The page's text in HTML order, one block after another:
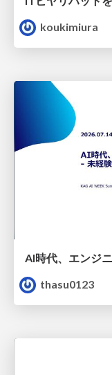
koukimiura
thasu0123